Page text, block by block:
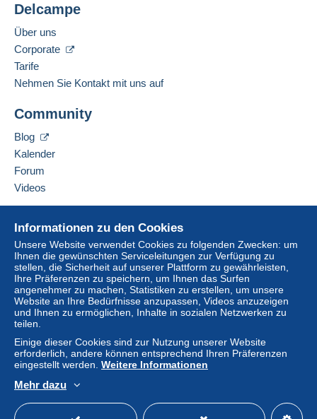
Informationen zu den Cookies
Unsere Website verwendet Cookies zu folgenden Zwecken: um
Ihnen die gewünschten Serviceleitungen zur Verfügung zu
stellen, die Sicherheit auf unserer Plattform zu gewährleisten,
Ihre Präferenzen zu speichern, um Ihnen das Surfen
angenehmer zu machen, Statistiken zu erstellen, um unsere
Website an Ihre Bedürfnisse anzupassen, Videos anzuzeigen
und Ihnen zu ermöglichen, Inhalte in sozialen Netzwerken zu
teilen.
Einige dieser Cookies sind zur Nutzung unserer Website
erforderlich, andere können entsprechend Ihren Präferenzen
eingestellt werden. Weitere Informationen
Mehr dazu
Delcampe
Über uns
Corporate
Tarife
Nehmen Sie Kontakt mit uns auf
Community
Blog
Kalender
Forum
Videos
Online-Hilfe
Auf Delcampe kaufen
Auf Delcampe verkaufen
Eine sichere Website